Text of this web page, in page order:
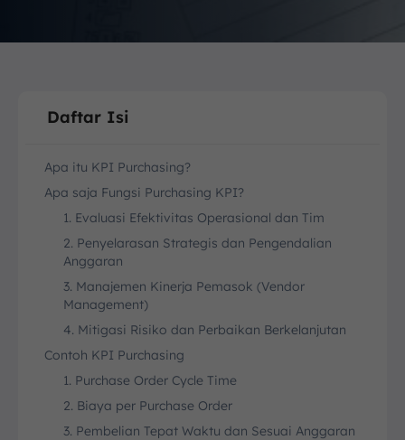
Daftar Isi
Apa itu KPI Purchasing?
Apa saja Fungsi Purchasing KPI?
1. Evaluasi Efektivitas Operasional dan Tim
2. Penyelarasan Strategis dan Pengendalian
Anggaran
3. Manajemen Kinerja Pemasok (Vendor
Management)
4. Mitigasi Risiko dan Perbaikan Berkelanjutan
Contoh KPI Purchasing
1. Purchase Order Cycle Time
2. Biaya per Purchase Order
3. Pembelian Tepat Waktu dan Sesuai Anggaran